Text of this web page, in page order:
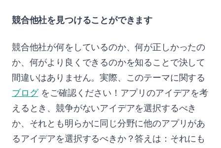
競合他社を見つけることができます
競合他社が何をしているのか、何が正しかったの
か、何がより良くできるのかを知ることで決して
間違いはありません。実際、このテーマに関する
ブログをご確認ください！アプリのアイデアを考
えるとき、競争がないアイデアを選択するべき
か、それとも明らかに同じ分野に他のアプリがあ
るアイデアを選択するべきか？答えは：それにも